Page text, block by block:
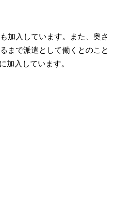
加入しています。また、奥さ
まで派遣として働くとのこと
加入しています。